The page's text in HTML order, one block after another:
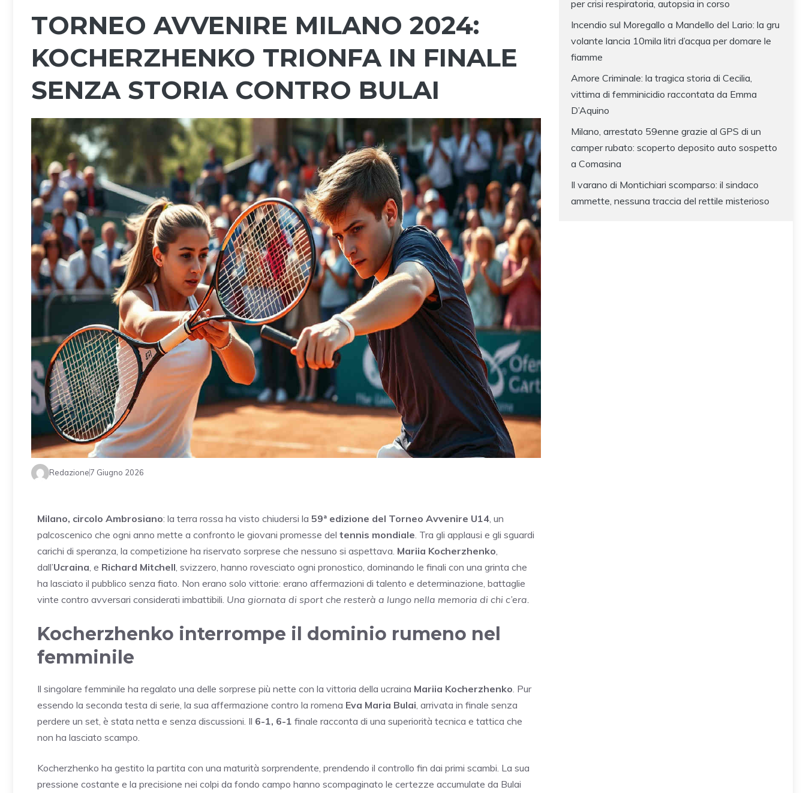
TORNEO AVVENIRE MILANO 2024:
KOCHERZHENKO TRIONFA IN FINALE
SENZA STORIA CONTRO BULAI
Redazione7 Giugno 2026
Milano, circolo Ambrosiano: la terra rossa ha visto chiudersi la 59ª edizione del Torneo Avvenire U14 , un
palcoscenico che ogni anno mette a confronto le giovani promesse del tennis mondiale . Tra gli applausi e gli sguardi
carichi di speranza, la competizione ha riservato sorprese che nessuno si aspettava. Mariia Kocherzhenko
dall’Ucraina , e Richard Mitchell , svizzero, hanno rovesciato ogni pronostico, dominando le finali con una grinta che
ha lasciato il pubblico senza fiato. Non erano solo vittorie: erano affermazioni di talento e determinazione, battaglie
vinte contro avversari considerati imbattibili. Una giornata di sport che resterà a lungo nella memoria di chi c’era.
Kocherzhenko interrompe il dominio rumeno nel
femminile
Il singolare femminile ha regalato una delle sorprese più nette con la vittoria della ucraina Mariia Kocherzhenko . Pur
essendo la seconda testa di serie, la sua affermazione contro la romena Eva Maria Bulai , arrivata in finale senza
perdere un set, è stata netta e senza discussioni. Il 6-1, 6-1 finale racconta di una superiorità tecnica e tattica che
non ha lasciato scampo.
Kocherzhenko ha gestito la partita con una maturità sorprendente, prendendo il controllo fin dai primi scambi. La sua
pressione costante e la precisione nei colpi da fondo campo hanno scompaginato le certezze accumulate da Bulai
per crisi respiratoria, autopsia in corso
Incendio sul Moregallo a Mandello del Lario: la gru
volante lancia 10mila litri d’acqua per domare le
fiamme
Amore Criminale: la tragica storia di Cecilia,
vittima di femminicidio raccontata da Emma
D’Aquino
Milano, arrestato 59enne grazie al GPS di un
camper rubato: scoperto deposito auto sospetto
a Comasina
Il varano di Montichiari scomparso: il sindaco
ammette, nessuna traccia del rettile misterioso